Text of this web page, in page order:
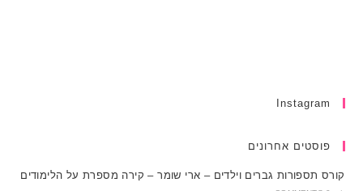
Instagram
פוסטים אחרונים
קורס תספורות גברים וילדים – ארי שומר – קירה מספרת על הלימודים